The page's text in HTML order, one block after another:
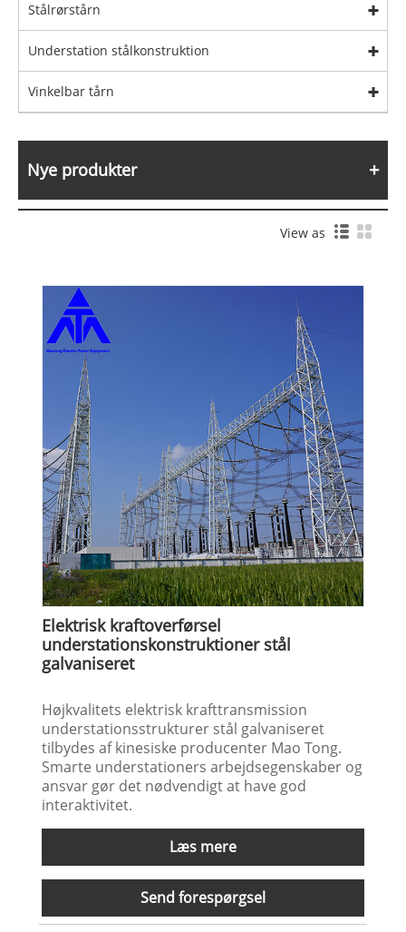
Stålrørstårn
Understation stålkonstruktion
Vinkelbar tårn
Nye produkter
View as
Elektrisk kraftoverførsel
understationskonstruktioner stål
galvaniseret
Højkvalitets elektrisk krafttransmission
understationsstrukturer stål galvaniseret
tilbydes af kinesiske producenter Mao Tong.
Smarte understationers arbejdsegenskaber og
ansvar gør det nødvendigt at have god
interaktivitet.
Læs mere
Send forespørgsel